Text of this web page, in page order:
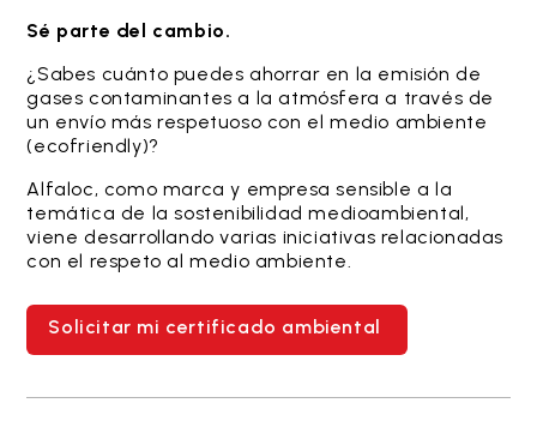
Sé parte del cambio.
¿Sabes cuánto puedes ahorrar en la emisión de
gases contaminantes a la atmósfera a través de
un envío más respetuoso con el medio ambiente
(ecofriendly)?
Alfaloc, como marca y empresa sensible a la
temática de la sostenibilidad medioambiental,
viene desarrollando varias iniciativas relacionadas
con el respeto al medio ambiente.
Solicitar mi certificado ambiental